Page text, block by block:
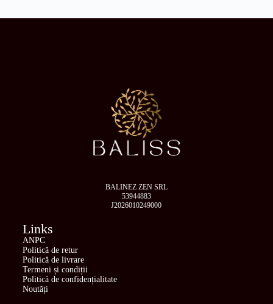
BALINEZ ZEN SRL
53944883
J2026010249000
Links
ANPC
Politică de retur
Politică de livrare
Termeni și condiții
Politică de confidențialitate
Noutăți